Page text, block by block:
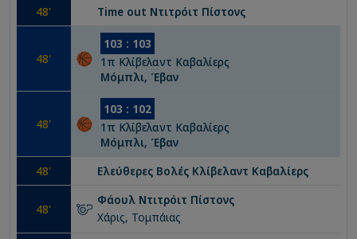
48' Time out Ντιτρόιτ Πίστονς
48'
103 : 103
1 π Κλίβελαντ Καβαλίερς
Μόμπλι, Έβαν
48'
103 : 102
1 π Κλίβελαντ Καβαλίερς
Μόμπλι, Έβαν
48' Ελεύθερες Βολές Κλίβελαντ Καβαλίερς
48'
Φάουλ Ντιτρόιτ Πίστονς
Χάρις, Τομπάιας